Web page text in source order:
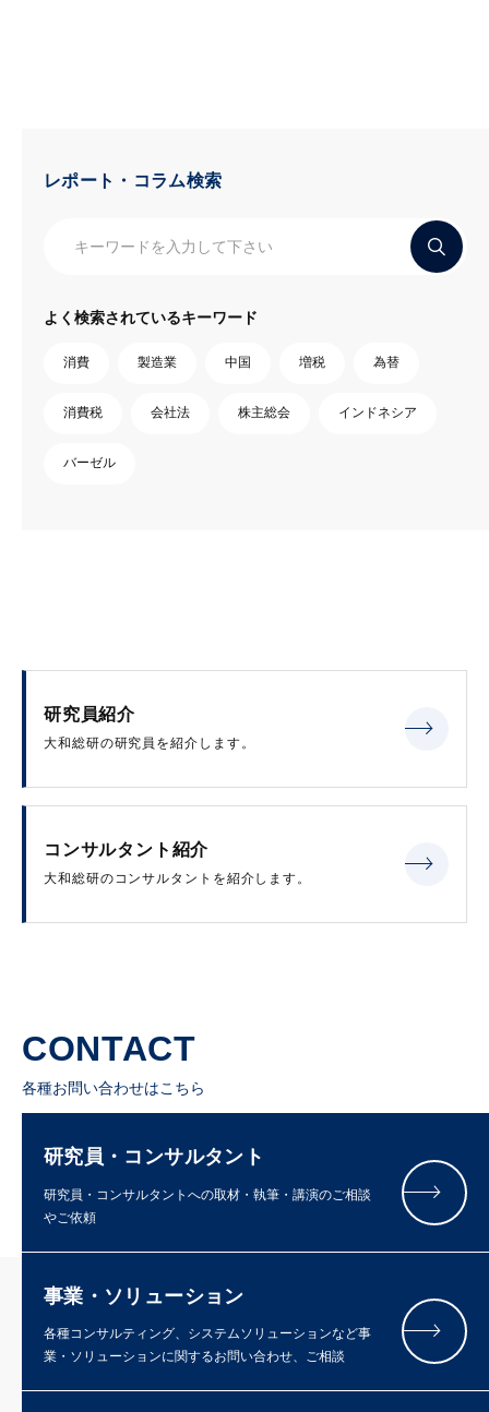
レポート・コラム検索
よく検索されているキーワード
消費 製造業 中国 増税 為替
消費税 会社法 株主総会 インドネシア
バーゼル
研究員紹介
大和総研の研究員を紹介します。
コンサルタント紹介
大和総研のコンサルタントを紹介します。
CONTACT
各種お問い合わせはこちら
研究員・コンサルタント
研究員・コンサルタントへの取材・執筆・講演のご相談
やご依頼
事業・ソリューション
各種コンサルティング、システムソリューションなど事
業・ソリューションに関するお問い合わせ、ご相談